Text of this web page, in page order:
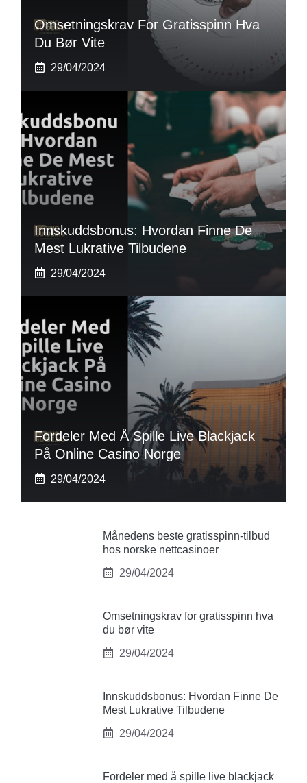
Omsetningskrav For Gratisspinn Hva
Du Bør Vite
29/04/2024
Innskuddsbonus: Hvordan Finne De
Mest Lukrative Tilbudene
29/04/2024
Fordeler Med Å Spille Live Blackjack
På Online Casino Norge
29/04/2024
Månedens beste gratisspinn-tilbud
hos norske nettcasinoer
29/04/2024
Omsetningskrav for gratisspinn hva
du bør vite
29/04/2024
Innskuddsbonus: Hvordan Finne De
Mest Lukrative Tilbudene
29/04/2024
Fordeler med å spille live blackjack